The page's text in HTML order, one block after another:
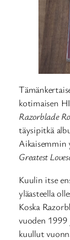
kotimaisen
Razorblade
täysipitkä
Aikaisemmin
Greatest
Kuulin itse
yläasteella
Koska
vuoden 1999
kuullut